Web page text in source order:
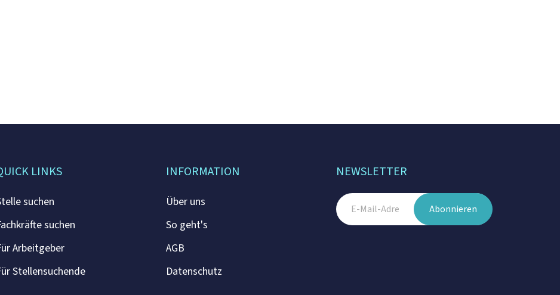
LINKS
suchen
suchen
Arbeitgeber
Stellensuchende
INFORMATION
Über uns
So geht's
AGB
Datenschutz
NEWSLETTER
Abonnieren